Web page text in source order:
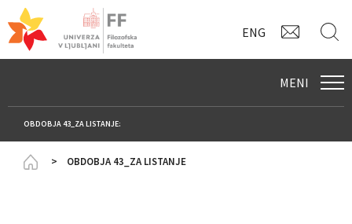
ENG
MENI
OBDOBJA 43_ZA LISTANJE:
HomepageOBDOBJA 43_ZA LISTANJE